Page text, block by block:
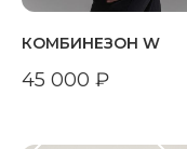
КОМБИНЕЗОН W
45 000 ₽